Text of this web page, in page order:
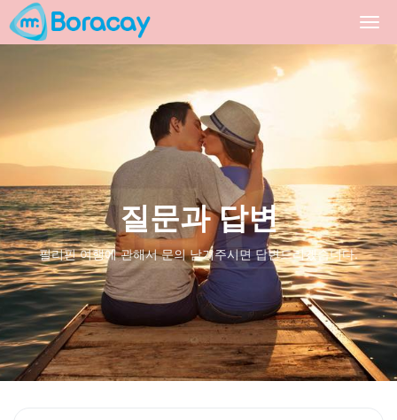
질문과 답변
필리핀 여행에 관해서 문의 남겨주시면 답변드리겠습니다.